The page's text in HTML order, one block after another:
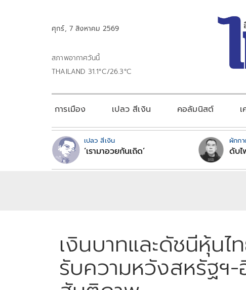
ศุกร์, 7 สิงหาคม 2569
สภาพอากาศวันนี้
THAILAND 31.1°C/26.3°C
การเมือง เปลว สีเงิน คอลัมนิสต์
เปลว สีเงิน
‘เรามาอวยกันเถิด’
ผักก
ดับไ
เงินบาทและดัชนีหุ้น
รับความหวังสหรัฐฯ-